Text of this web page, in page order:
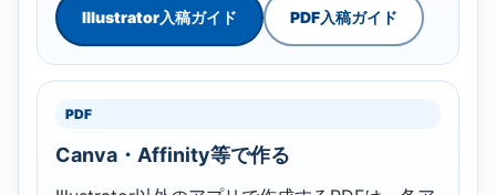
Illustrator入稿ガイド PDF入稿ガイド
PDF
Canva・Affinity等で作る